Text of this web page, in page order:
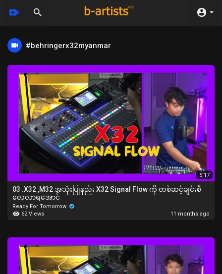
#behringerx32myanmar
5:17
03 .X32 ,M32 အသုံးပြုနည်း X32 Signal Flow ကို တစ်ဆင့်ချင်းစီ
လေ့လာရအောင်
Ready For Tomorrow
62 Views
11 months ago